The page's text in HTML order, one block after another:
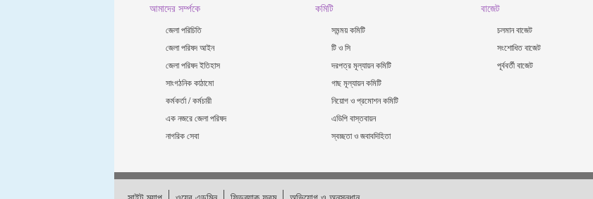
আমাদের সর্ম্পকে
জেলা পরিচিতি
জেলা পরিষদ আইন
জেলা পরিষদ ইতিহাস
সাংগঠনিক কাঠামো
কর্মকর্তা / কর্মচারী
এক নজরে জেলা পরিষদ
নাগরিক সেবা
কমিটি
সমন্ময় কমিটি
টি ও সি
দরপত্র মূল্যায়ন কমিটি
গাছ মূল্যায়ন কমিটি
নিয়োগ ও প্রমোশন কমিটি
এডিপি বাস্তবায়ন
স্বচ্ছতা ও জবাবদিহিতা
বাজেট
চলমান বাজেট
সংশোধিত বাজেট
পূর্ববর্তী বাজেট